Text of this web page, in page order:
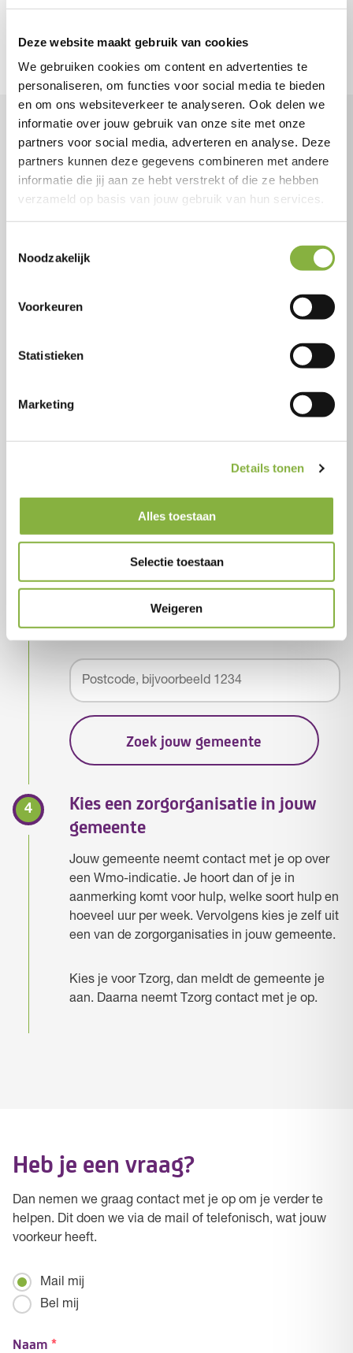
Deze website maakt gebruik van cookies
We gebruiken cookies om content en advertenties te
personaliseren, om functies voor social media te bieden
en om ons websiteverkeer te analyseren. Ook delen we
informatie over jouw gebruik van onze site met onze
partners voor social media, adverteren en analyse. Deze
partners kunnen deze gegevens combineren met andere
informatie die jij aan ze hebt verstrekt of die ze hebben
verzameld op basis van jouw gebruik van hun services.
Noodzakelijk
Voorkeuren
Statistieken
Marketing
Details tonen
Alles toestaan
Selectie toestaan
Weigeren
Wil jij individuele begeleiding?
Dit zijn de stappen.
Kies de hulp die je nodig hebt
Wil je graag individuele begeleiding? Maar weet
Bereken jouw Wmo-indicatie
Kom er achter of je in aanmerking komt voor de
Ga naar het Wmo-loket
Om je aan te melden heb je een indicatie nodig
op basis van de Wet maatschappelijke
ondersteuning (Wmo). Via jouw gemeente vraag
je de gewenste hulp aan bij het Wmo-loket.
Zoek jouw gemeente
Kies een zorgorganisatie in jouw
gemeente
Jouw gemeente neemt contact met je op over
een Wmo-indicatie. Je hoort dan of je in
aanmerking komt voor hulp, welke soort hulp en
hoeveel uur per week. Vervolgens kies je zelf uit
een van de zorgorganisaties in jouw gemeente.
Kies je voor Tzorg, dan meldt de gemeente je
aan. Daarna neemt Tzorg contact met je op.
Heb je een vraag?
Dan nemen we graag contact met je op om je verder te
helpen. Dit doen we via de mail of telefonisch, wat jouw
voorkeur heeft.
Mailen
/
Bellen
Mail mij
Bel mij
Naam *